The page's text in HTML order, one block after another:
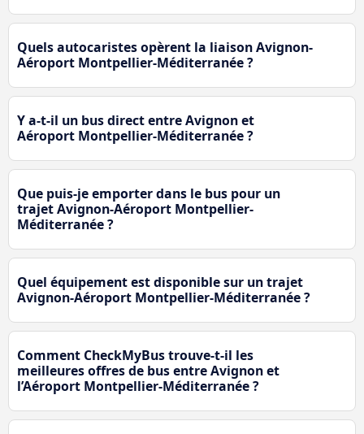
Quels autocaristes opèrent la liaison Avignon-
Aéroport Montpellier-Méditerranée ?
Y a-t-il un bus direct entre Avignon et
Aéroport Montpellier-Méditerranée ?
Que puis-je emporter dans le bus pour un
trajet Avignon-Aéroport Montpellier-
Méditerranée ?
Quel équipement est disponible sur un trajet
Avignon-Aéroport Montpellier-Méditerranée ?
Comment CheckMyBus trouve-t-il les
meilleures offres de bus entre Avignon et
l’Aéroport Montpellier-Méditerranée ?